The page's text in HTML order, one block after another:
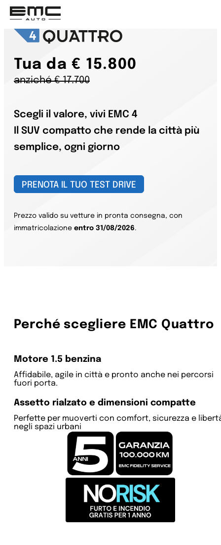
Tua da € 15.800
anziché € 17.700
Scegli il valore, vivi EMC 4
Il SUV compatto che rende la città più
semplice, ogni giorno
PRENOTA IL TUO TEST DRIVE
Prezzo valido su vetture in pronta consegna, con
immatricolazione entro 31/08/2026.
Perché scegliere EMC Quattro
Motore 1.5 benzina
Affidabile, agile in città e pronto anche nei percorsi
fuori porta.
Assetto rialzato e dimensioni compatte
Perfette per muoverti con comfort, sicurezza e
negli spazi urbani